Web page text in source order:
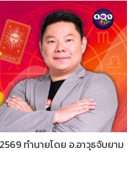
ทำนายโดย อ.อาวุธจับยาม